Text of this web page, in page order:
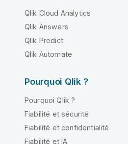
Qlik Cloud Analytics
Qlik Answers
Qlik Predict
Qlik Automate
Pourquoi Qlik ?
Pourquoi Qlik ?
Fiabilité et sécurité
Fiabilité et confidentialité
Fiabilité et IA